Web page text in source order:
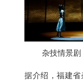
杂技情景
据介绍，福建省